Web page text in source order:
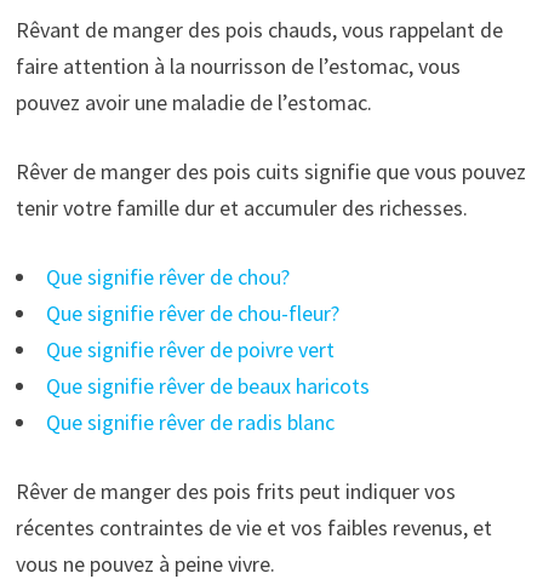
Rêvant de manger des pois chauds, vous rappelant de
faire attention à la nourrisson de l’estomac, vous
pouvez avoir une maladie de l’estomac.
Rêver de manger des pois cuits signifie que vous pouvez
tenir votre famille dur et accumuler des richesses.
Que signifie rêver de chou?
Que signifie rêver de chou-fleur?
Que signifie rêver de poivre vert
Que signifie rêver de beaux haricots
Que signifie rêver de radis blanc
Rêver de manger des pois frits peut indiquer vos
récentes contraintes de vie et vos faibles revenus, et
vous ne pouvez à peine vivre.